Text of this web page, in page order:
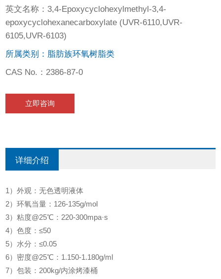
英文名称：3,4-Epoxycyclohexylmethyl-3,4-
epoxycyclohexanecarboxylate (UVR-6110,UVR-
6105,UVR-6103)
所属类别：脂肪族环氧树脂类
CAS No.：2386-87-0
立即咨询
详细介绍
1）外观：无色透明液体
2）环氧当量：126-135g/mol
3）粘度@25℃：220-300mpa·s
4）色度：≤50
5）水分：≤0.05
6）密度@25℃：1.150-1.180g/ml
7）包装：200kg/内涂烤漆桶